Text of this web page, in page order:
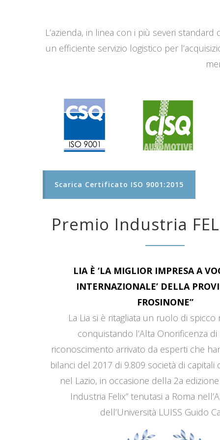
L’azienda, in linea con i più severi
un efficiente servizio logistico per
Scarica Certificato ISO 9001:2015
Premio Industria
LIA È ‘LA MIGLIOR IMPRESA A
INTERNAZIONALE’ DELLA
FROSINONE”
La Lia si è ritagliata un ruolo di
conquistando l’Alta Onorificenza di
riconoscimento arrivato da esperti che
bilanci del 2017 di 9.809 società di capitali
nel Lazio, in occasione della 2a
Industria Felix” tenutasi a Roma
dell’Università LUISS Guido